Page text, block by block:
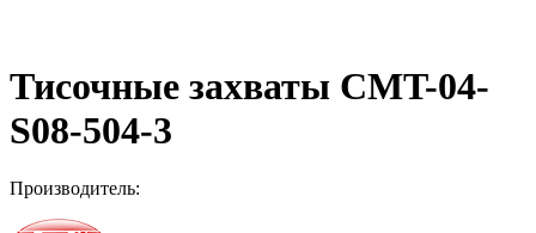
Тисочные захваты CMT-04-
S08-504-3
Производитель: